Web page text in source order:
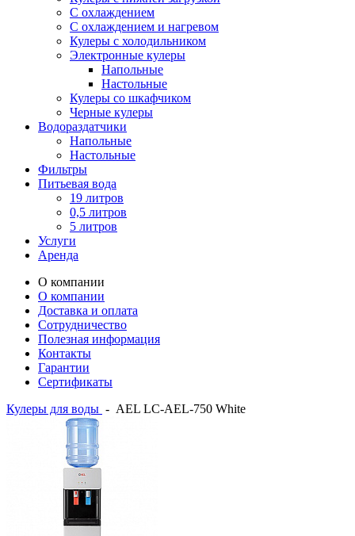
С охлаждением
С охлаждением и нагревом
Кулеры с холодильником
Электронные кулеры
Напольные
Настольные
Кулеры со шкафчиком
Черные кулеры
Водораздатчики
Напольные
Настольные
Фильтры
Питьевая вода
19 литров
0,5 литров
5 литров
Услуги
Аренда
О компании
О компании
Доставка и оплата
Сотрудничество
Полезная информация
Контакты
Гарантии
Сертификаты
Кулеры для воды - AEL LC-AEL-750 White